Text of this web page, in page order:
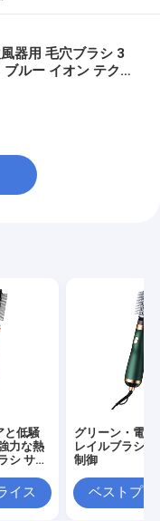
器用 毛穴ブラシ 3
ルー イオン テクノ
と低騒
力な熱
シ サロ
イス
グリーン・電気
レイルブラシ
制御
ベストプラ